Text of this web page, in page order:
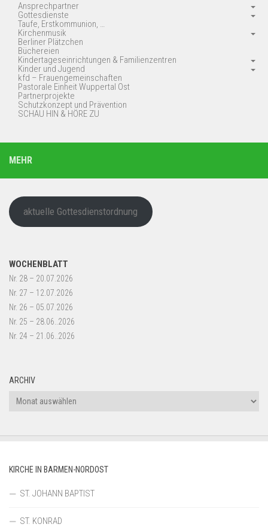
Ansprechpartner
Gottesdienste
Taufe, Erstkommunion, …
Kirchenmusik
Berliner Plätzchen
Büchereien
Kindertageseinrichtungen & Familienzentren
Kinder und Jugend
kfd – Frauengemeinschaften
Pastorale Einheit Wuppertal Ost
Partnerprojekte
Schutzkonzept und Prävention
SCHAU HIN & HÖRE ZU
MEHR
aktuelle Gottesdienstordnung
WOCHENBLATT
Nr. 28 – 20.07.2026
Nr. 27 – 12.07.2026
Nr. 26 – 05.07.2026
Nr. 25 – 28.06..2026
Nr. 24 – 21.06..2026
ARCHIV
Archiv
KIRCHE IN BARMEN-NORDOST
ST. JOHANN BAPTIST
ST. KONRAD